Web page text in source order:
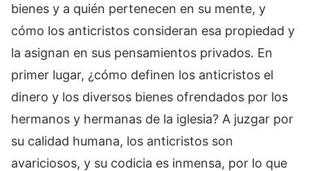
bienes y a quién pertenecen en su mente, y
cómo los anticristos consideran esa propiedad y
la asignan en sus pensamientos privados. En
primer lugar, ¿cómo definen los anticristos el
dinero y los diversos bienes ofrendados por los
hermanos y hermanas de la iglesia? A juzgar por
su calidad humana, los anticristos son
avariciosos, y su codicia es inmensa, por lo que